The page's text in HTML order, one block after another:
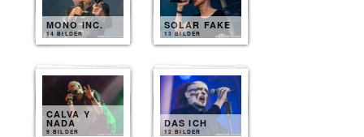
MONO INC.
14 BILDER
SOLAR FAKE
13 BILDER
CALVA Y
NADA
9 BILDER
DAS ICH
12 BILDER